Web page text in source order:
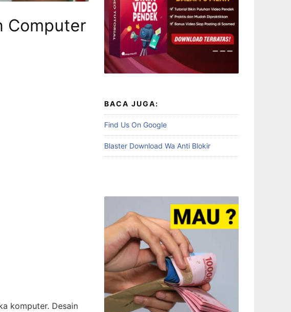
Computer
komputer. Desain
BACA JUGA:
Find Us On Google
Blaster Download Wa Anti Blokir